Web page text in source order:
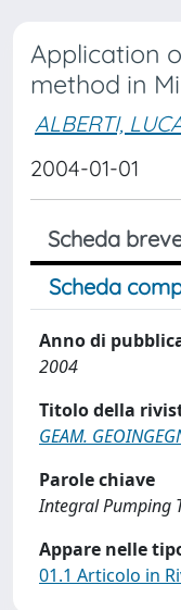
Application
method in
ALBERTI,
2004-01-01
Scheda
Scheda
Anno di
2004
Titolo della
GEAM.
Parole chiave
Integral Pumping
Appare nelle
01.1 Articolo in